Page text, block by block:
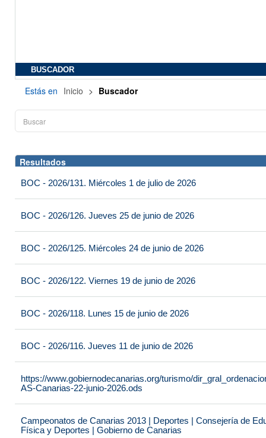
BUSCADOR
Estás en Inicio > Buscador
Resultados
BOC - 2026/131. Miércoles 1 de julio de 2026
BOC - 2026/126. Jueves 25 de junio de 2026
BOC - 2026/125. Miércoles 24 de junio de 2026
BOC - 2026/122. Viernes 19 de junio de 2026
BOC - 2026/118. Lunes 15 de junio de 2026
BOC - 2026/116. Jueves 11 de junio de 2026
https://www.gobiernodecanarias.org/turismo/
AS-Canarias-22-junio-2026.ods
Campeonatos de Canarias 2013 | Deportes | Consejería de
Física y Deportes | Gobierno de Canarias